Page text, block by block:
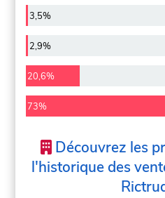
3,5%
2,9%
20,6%
73%
Découvrez les
l'historique des